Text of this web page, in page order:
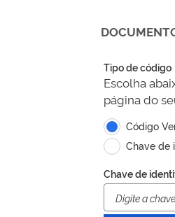
Tipo de código
Escolha
página do
Código
Chave de
Chave de